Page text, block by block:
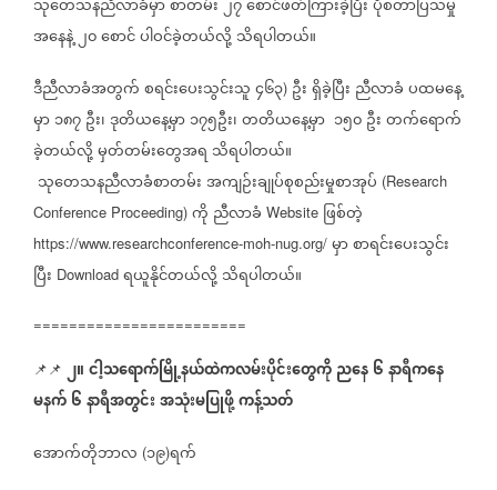
သုတေသနညီလာခံမှာစာတမ်း၂၇စောင်ဖတ်ကြားခဲ့ပြီးပိုစတာပြသမှု
အနေနဲ့၂၀စောင်ပါဝင်ခဲ့တယ်လို့သိရပါတယ်။
ဒီညီလာခံအတွက်စရင်းပေးသွင်းသူ၄၆၃) ဦးရှိခဲ့ပြီး ညီလာခံပထမနေ့
မှာ၁၈၇ဦး၊ဒုတိယနေ့မှာ၁၇၅ဦး၊တတိယနေ့မှာ ၁၅၀ဦးတက်ရောက်
ခဲ့တယ်လို့မှတ်တမ်းတွေအရ သိရပါတယ်။
သုတေသနညီလာခံစာတမ်းအကျဉ်းချုပ်စုစည်းမှုစာအုပ် (Research
Conference Proceeding) ကို ညီလာခံ Website ဖြစ်တဲ့
https://www.researchconference-moh-nug.org/ မှာစာရင်းပေးသွင်း
ပြီး Download ရယူနိုင်တယ်လို့သိရပါတယ်။
========================
📌📌 ⁨⁨⁨⁨⁨⁨⁨⁨⁨⁨⁨⁨⁨ ၂။ငါ့သရောက်မြို့နယ်ထဲကလမ်းပိုင်းတွေကိုညနေ၆နာရီကနေ
မနက်၆နာရီအတွင်းအသုံးမပြုဖို့ကန့်သတ်
အောက်တိုဘာလ (၁၉)ရက်